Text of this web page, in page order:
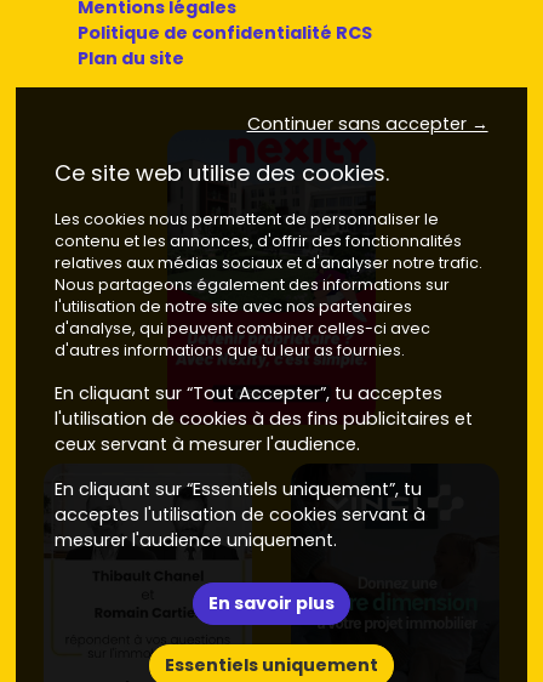
Mentions légales
Politique de confidentialité RCS
Plan du site
Continuer sans accepter →
Ce site web utilise des cookies.
Les cookies nous permettent de personnaliser le
contenu et les annonces, d'offrir des fonctionnalités
relatives aux médias sociaux et d'analyser notre trafic.
Nous partageons également des informations sur
l'utilisation de notre site avec nos partenaires
d'analyse, qui peuvent combiner celles-ci avec
d'autres informations que tu leur as fournies.
En cliquant sur “Tout Accepter”, tu acceptes
l'utilisation de cookies à des fins publicitaires et
ceux servant à mesurer l'audience.
En cliquant sur “Essentiels uniquement”, tu
acceptes l'utilisation de cookies servant à
mesurer l'audience uniquement.
En savoir plus
Essentiels uniquement